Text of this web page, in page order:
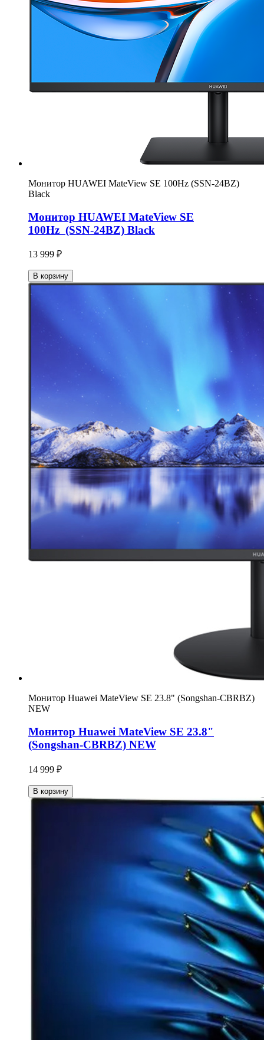
Монитор HUAWEI MateView SE 100Hz (SSN-24BZ)
Black
Монитор HUAWEI MateView SE
100Hz (SSN-24BZ) Black
13 999 ₽
В корзину
Монитор Huawei MateView SE 23.8" (Songshan-CBRBZ)
NEW
Монитор Huawei MateView SE 23.8"
(Songshan-CBRBZ) NEW
14 999 ₽
В корзину